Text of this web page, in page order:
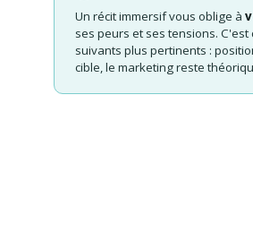
Un récit immersif vous oblige à
ses peurs et ses tensions.
suivants plus pertinents :
cible, le marketing reste